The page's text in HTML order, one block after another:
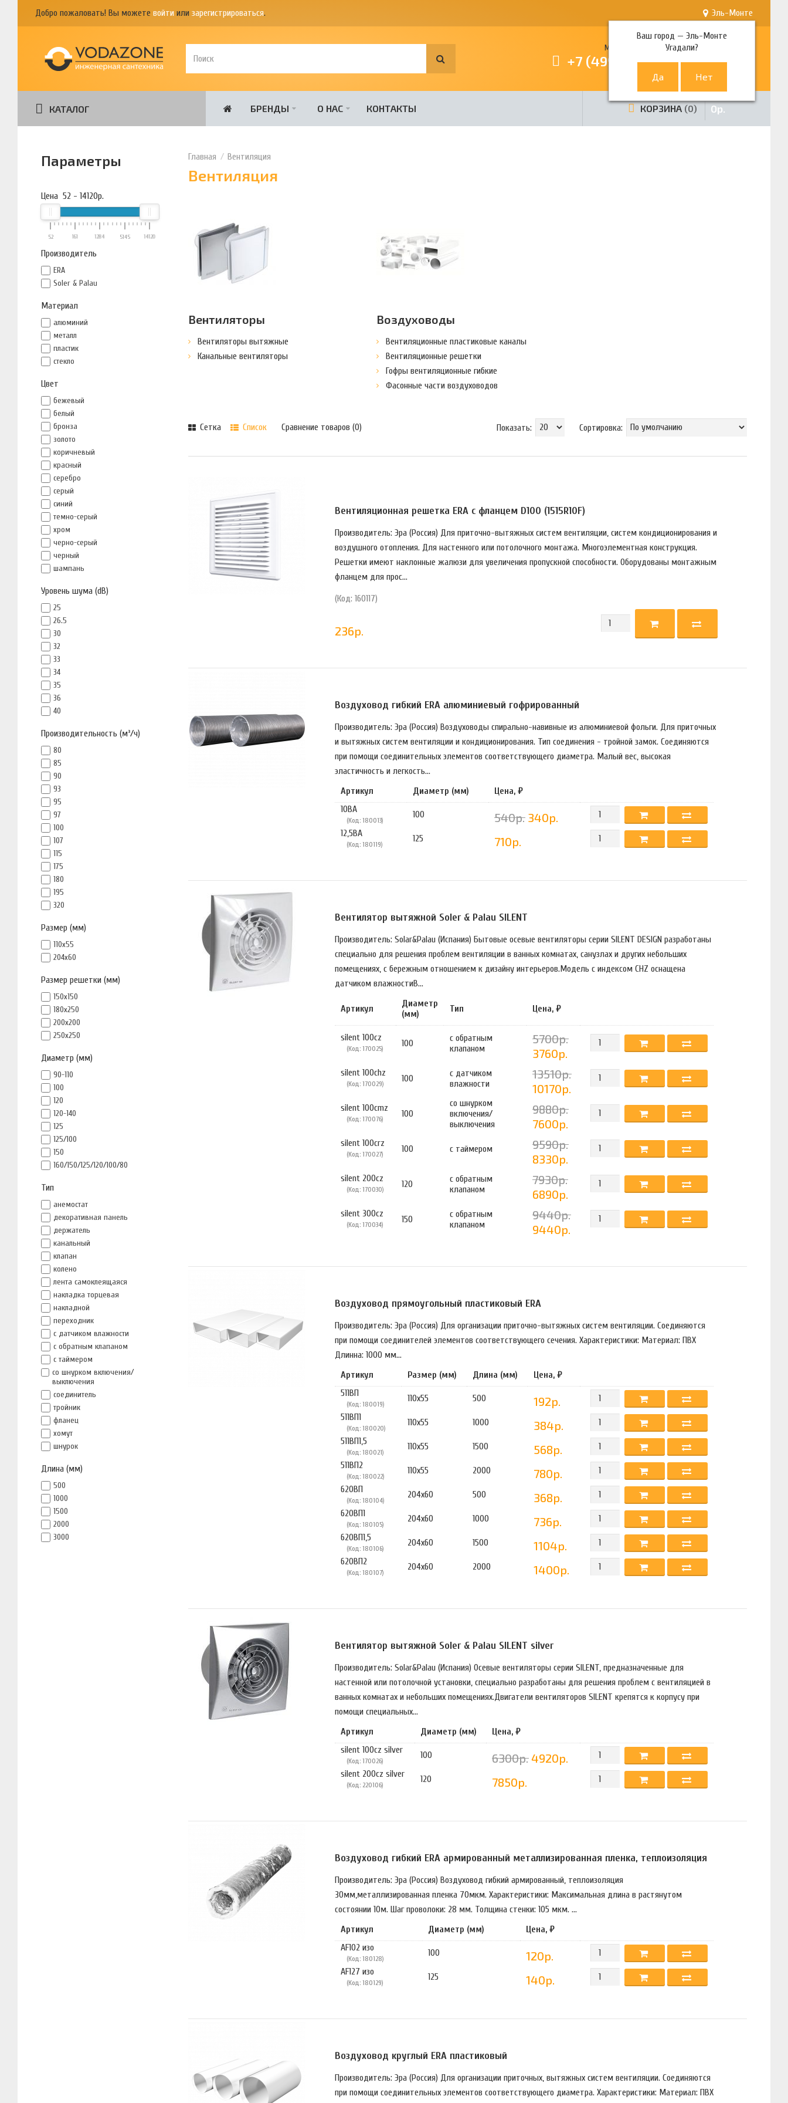
Добро пожаловать! Вы можете войти или зарегистрироваться. Эль-Монте
Ваш город —Эль-Монте
Угадали?
Многоканальный телефон
+7 (499) 380-80-80
КАТАЛОГ БРЕНДЫ О НАС КОНТАКТЫ КОРЗИНА 0 0р.
Вентиляция
Вентиляция
Вентиляторы
Вентиляторы вытяжные
Канальные вентиляторы
Воздуховоды
Вентиляционные пластиковые каналы
Вентиляционные решетки
Гофры вентиляционные гибкие
Фасонные части воздуховодов
Сетка Список Сравнение товаров (0) Показать: Сортировка:
Вентиляционная решетка ERA с фланцем D100 (1515R10F)
Производитель: Эра (Россия) Для приточно-вытяжных систем вентиляции, систем кондиционирования и
воздушного отопления. Для настенного или потолочного монтажа. Многоэлементная конструкция.
Решетки имеют наклонные жалюзи для увеличения пропускной способности. Оборудованы монтажным
фланцем для прос...
(Код: 160117)
236р.
Воздуховод гибкий ERA алюминиевый гофрированный
Производитель: Эра (Россия) Воздуховоды спирально-навивные из алюминиевой фольги. Для приточных
и вытяжных систем вентиляции и кондиционирования. Тип соединения - тройной замок. Соединяются
при помощи соединительных элементов соответствующего диаметра. Малый вес, высокая
эластичность и легкость...
Артикул
Диаметр (мм)
Цена, ₽
10ВА
(Код: 180013)
100 540р. 340р.
12,5ВА
(Код: 180119)
125 710р.
Вентилятор вытяжной Soler & Palau SILENT
Производитель: Solar&Palau (Испания) Бытовые осевые вентиляторы серии SILENT DESIGN разработаны
специально для решения проблем вентиляции в ванных комнатах, санузлах и других небольших
помещениях, с бережным отношением к дизайну интерьеров.Модель с индексом CHZ оснащена
датчиком влажностиВ...
Артикул
Диаметр
(мм)
Тип Цена, ₽
silent 100cz
(Код: 170025) 100
с обратным
клапаном
5700р.
3760р.
silent 100chz
(Код: 170029) 100
с датчиком
влажности
13510р.
10170р.
silent 100cmz
(Код: 170076) 100
со шнурком
включения/
выключения
9880р.
7600р.
silent 100crz
(Код: 170027) 100 с таймером
9590р.
8330р.
silent 200cz
(Код: 170030) 120
с обратным
клапаном
7930р.
6890р.
silent 300cz
(Код: 170034) 150
с обратным
клапаном
9440р.
9440р.
Воздуховод прямоугольный пластиковый ERA
Производитель: Эра (Россия) Для организации приточно-вытяжных систем вентиляции. Соединяются
при помощи соединителей элементов соответствующего сечения. Характеристики: Материал: ПВХ
Длинна: 1000 мм...
Артикул
Размер (мм) Длина (мм)
Цена, ₽
511ВП
(Код: 180019)
110х55 500 192р.
511ВП1
(Код: 180020)
110х55 1000 384р.
511ВП1,5
(Код: 180021)
110х55 1500 568р.
511ВП2
(Код: 180022)
110х55 2000 780р.
620ВП
(Код: 180104)
204х60 500 368р.
620ВП1
(Код: 180105)
204х60 1000 736р.
620ВП1,5
(Код: 180106)
204х60 1500 1104р.
620ВП2
(Код: 180107)
204х60 2000 1400р.
Вентилятор вытяжной Soler & Palau SILENT silver
Производитель: Solar&Palau (Испания) Осевые вентиляторы серии SILENT, предназначенные для
настенной или потолочной установки, специально разработаны для решения проблем с вентиляцией в
ванных комнатах и небольших помещениях.Двигатели вентиляторов SILENT крепятся к корпусу при
помощи специальных...
Артикул
Диаметр (мм)
Цена, ₽
silent 100cz silver
(Код: 170026)
100 6300р. 4920р.
silent 200cz silver
(Код: 220106)
120 7850р.
Воздуховод гибкий ERA армированный металлизированная пленка, теплоизоляция
Производитель: Эра (Россия) Воздуховод гибкий армированный, теплоизоляция
30мм,металлизированная пленка 70мкм. Характеристики: Максимальная длина в растянутом
состоянии 10м. Шаг проволоки: 28 мм. Толщина стенки: 105 мкм. ...
Артикул
Диаметр (мм)
Цена, ₽
AF102 изо
(Код: 180128)
100 120р.
AF127 изо
(Код: 180129)
125 140р.
Воздуховод круглый ERA пластиковый
Производитель: Эра (Россия) Для организации приточных, вытяжных систем вентиляции. Соединяются
при помощи соединительных элементов соответствующего диаметра. Характеристики: Материал: ПВХ
Параметры
Цена52 -14120р.
52 161 1284 5145 14120
Производитель
ERA
Soler & Palau
Материал
алюминий
металл
пластик
стекло
Цвет
бежевый
белый
бронза
золото
коричневый
красный
серебро
серый
синий
темно-серый
хром
черно-серый
черный
шампань
Уровень шума (dB)
25
26.5
30
32
33
34
35
36
40
Производительность (м³/ч)
80
85
90
93
95
97
100
107
115
175
180
195
320
Размер (мм)
110х55
204х60
Размер решетки (мм)
150х150
180х250
200х200
250х250
Диаметр (мм)
90-110
100
120
120-140
125
125/100
150
160/150/125/120/100/80
Тип
анемостат
декоративная панель
держатель
канальный
клапан
колено
лента самоклеящаяся
накладка торцевая
накладной
переходник
с датчиком влажности
с обратным клапаном
с таймером
со шнурком включения/
выключения
соединитель
тройник
фланец
хомут
шнурок
Длина (мм)
500
1000
1500
2000
3000